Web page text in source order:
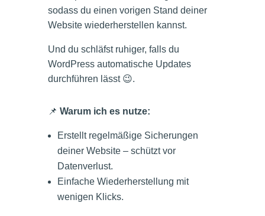
sodass du einen vorigen Stand deiner
Website wiederherstellen kannst.
Und du schläfst ruhiger, falls du
WordPress automatische Updates
durchführen lässt 😉.
📌 Warum ich es nutze:
Erstellt regelmäßige Sicherungen
deiner Website – schützt vor
Datenverlust.
Einfache Wiederherstellung mit
wenigen Klicks.